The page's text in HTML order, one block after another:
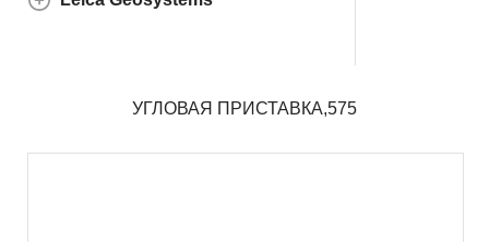
УГЛОВАЯ ПРИСТАВКА,575